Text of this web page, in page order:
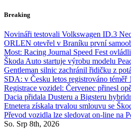
Skip
content
Breaking
Novináři testovali Volkswagen ID.3
ORLEN otevřel v Braníku první
Most: Racing Journal Speed Fest
Škoda Auto startuje výrobu modelu
Gentleman silnic zachránil řidičku z
SDA: v Česku letos registrováno
Registrace vozidel: Červenec přinesl
Dacia přidala Dusteru a Bigsteru
Etnetera získala trvalou smlouvu se
Převod vozidla lze sledovat on-line na
So. Srp 8th, 2026